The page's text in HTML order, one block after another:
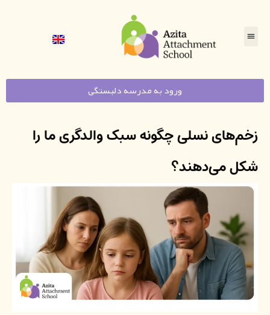
ورود به مدرسه دلبستگی
زخم‌های نسلی چگونه سبک والدگری ما را
شکل می‌دهند؟